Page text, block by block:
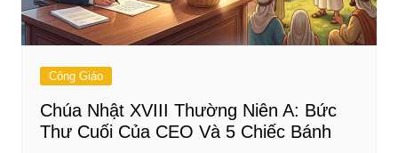
Công Giáo
Chúa Nhật XVIII Thường Niên A: Bức
Thư Cuối Của CEO Và 5 Chiếc Bánh